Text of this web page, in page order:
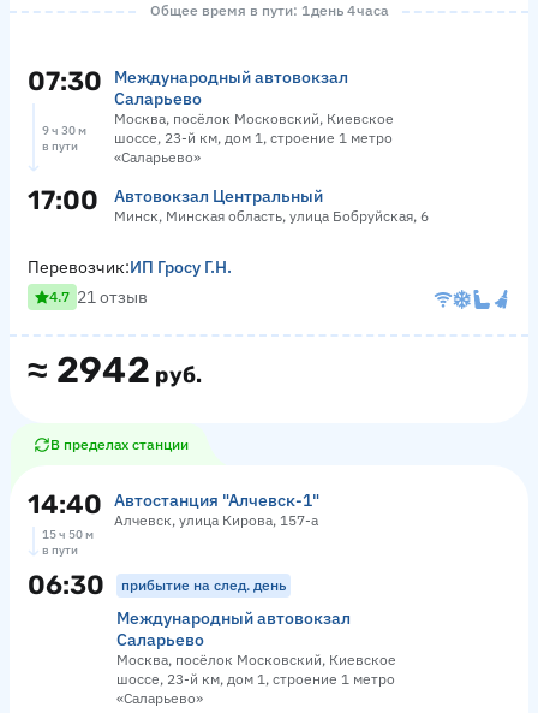
Общее время в пути: 1 день 4 часа
07:30
Международный автовокзал
Саларьево
Москва, посёлок Московский, Киевское
шоссе, 23-й км, дом 1, строение 1 метро
«Саларьево»
9 ч 30 м
в пути
17:00 Автовокзал Центральный
Минск, Минская область, улица Бобруйская, 6
≈ 2942 руб.
Перевозчик:ИП Гросу Г.Н.
4.7 21 отзыв
В пределах станции
14:40 Автостанция "Алчевск-1"
Алчевск, улица Кирова, 157-а
15 ч 50 м
в пути
06:30 прибытие на след. день
Международный автовокзал
Саларьево
Москва, посёлок Московский, Киевское
шоссе, 23-й км, дом 1, строение 1 метро
«Саларьево»